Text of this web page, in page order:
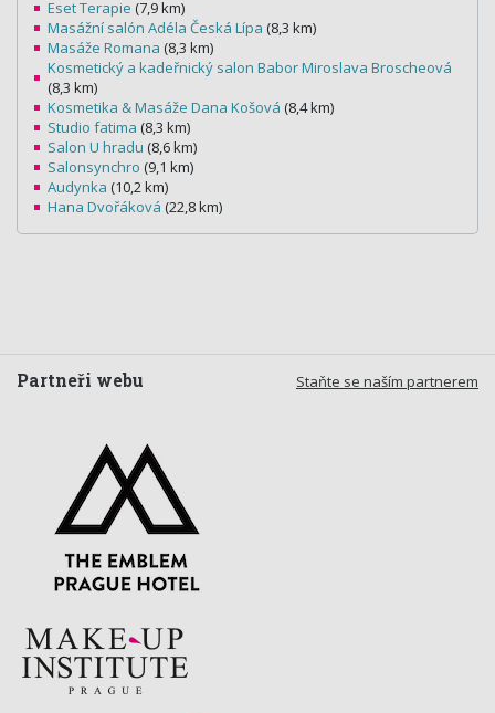
Eset Terapie (7,9 km)
Masážní salón Adéla Česká Lípa (8,3 km)
Masáže Romana (8,3 km)
Kosmetický a kadeřnický salon Babor Miroslava Broscheová
(8,3 km)
Kosmetika & Masáže Dana Košová (8,4 km)
Studio fatima (8,3 km)
Salon U hradu (8,6 km)
Salonsynchro (9,1 km)
Audynka (10,2 km)
Hana Dvořáková (22,8 km)
Staňte se naším partnerem
Partneři webu